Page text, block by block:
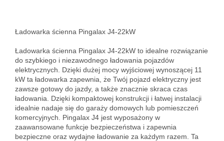
Ładowarka ścienna Pingalax J4-22kW
Ładowarka ścienna Pingalax J4-22kW to idealne rozwiązanie
do szybkiego i niezawodnego ładowania pojazdów
elektrycznych. Dzięki dużej mocy wyjściowej wynoszącej 11
kW ta ładowarka zapewnia, że Twój pojazd elektryczny jest
zawsze gotowy do jazdy, a także znacznie skraca czas
ładowania. Dzięki kompaktowej konstrukcji i łatwej instalacji
idealnie nadaje się do garaży domowych lub pomieszczeń
komercyjnych. Pingalax J4 jest wyposażony w
zaawansowane funkcje bezpieczeństwa i zapewnia
bezpieczne oraz wydajne ładowanie za każdym razem. Ta